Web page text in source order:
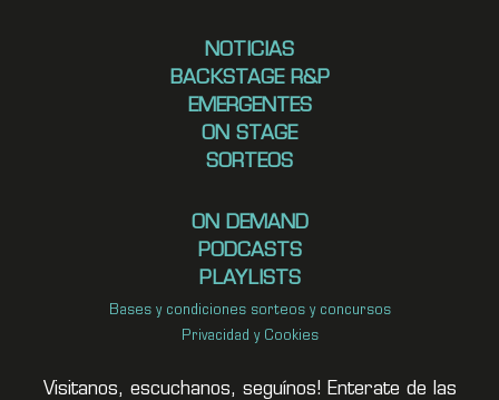
NOTICIAS
BACKSTAGE R&P
EMERGENTES
ON STAGE
SORTEOS
ON DEMAND
PODCASTS
PLAYLISTS
Bases y condiciones sorteos y concursos
Privacidad y Cookies
Visitanos, escuchanos, seguínos! Enterate de las